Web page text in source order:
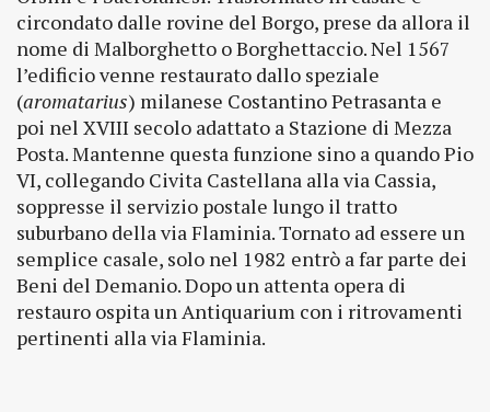
circondato dalle rovine del Borgo, prese da allora il
nome di Malborghetto o Borghettaccio. Nel 1567
l’edificio venne restaurato dallo speziale
(aromatarius) milanese Costantino Petrasanta e
poi nel XVIII secolo adattato a Stazione di Mezza
Posta. Mantenne questa funzione sino a quando Pio
VI, collegando Civita Castellana alla via Cassia,
soppresse il servizio postale lungo il tratto
suburbano della via Flaminia. Tornato ad essere un
semplice casale, solo nel 1982 entrò a far parte dei
Beni del Demanio. Dopo un attenta opera di
restauro ospita un Antiquarium con i ritrovamenti
pertinenti alla via Flaminia.